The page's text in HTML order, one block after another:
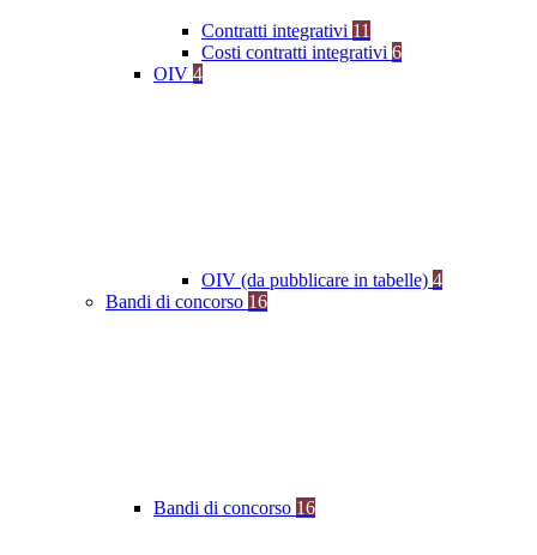
Contratti integrativi 11
Costi contratti integrativi 6
OIV 4
OIV (da pubblicare in tabelle) 4
Bandi di concorso 16
Bandi di concorso 16